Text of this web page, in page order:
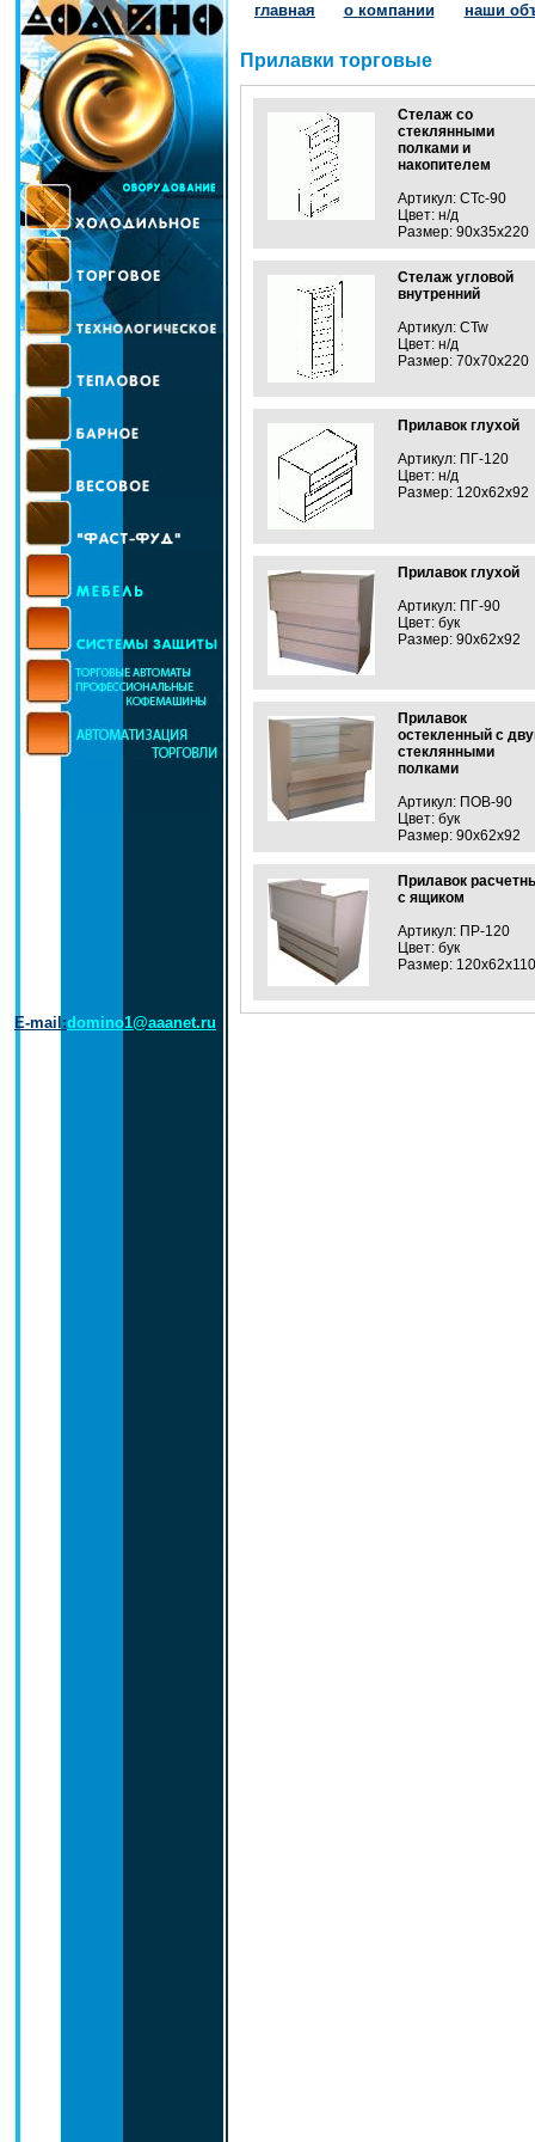
главная о компании наши
Прилавки торговые
Стелаж со
стеклянными
полками и
накопителем
Артикул: CTc-90
Цвет: н/д
Размер: 90x35x220
Стелаж угловой
внутренний
Артикул: CTw
Цвет: н/д
Размер: 70х70х220
Прилавок глухой
Артикул: ПГ-120
Цвет: н/д
Размер: 120х62х92
Прилавок глухой
Артикул: ПГ-90
Цвет: бук
Размер: 90х62х92
Прилавок
остекленный с
стеклянными
полками
Артикул: ПОВ-90
Цвет: бук
Размер: 90х62х92
Прилавок
с ящиком
Артикул: ПР-120
Цвет: бук
Размер: 120х62х110
E-mail:domino1@aaanet.ru